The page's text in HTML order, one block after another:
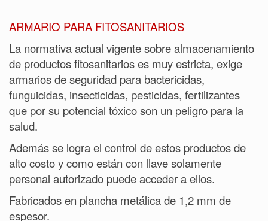
ARMARIO PARA FITOSANITARIOS
La normativa actual vigente sobre almacenamiento
de productos fitosanitarios es muy estricta, exige
armarios de seguridad para bactericidas,
funguicidas, insecticidas, pesticidas, fertilizantes
que por su potencial tóxico son un peligro para la
salud.
Además se logra el control de estos productos de
alto costo y como están con llave solamente
personal autorizado puede acceder a ellos.
Fabricados en plancha metálica de 1,2 mm de
espesor.